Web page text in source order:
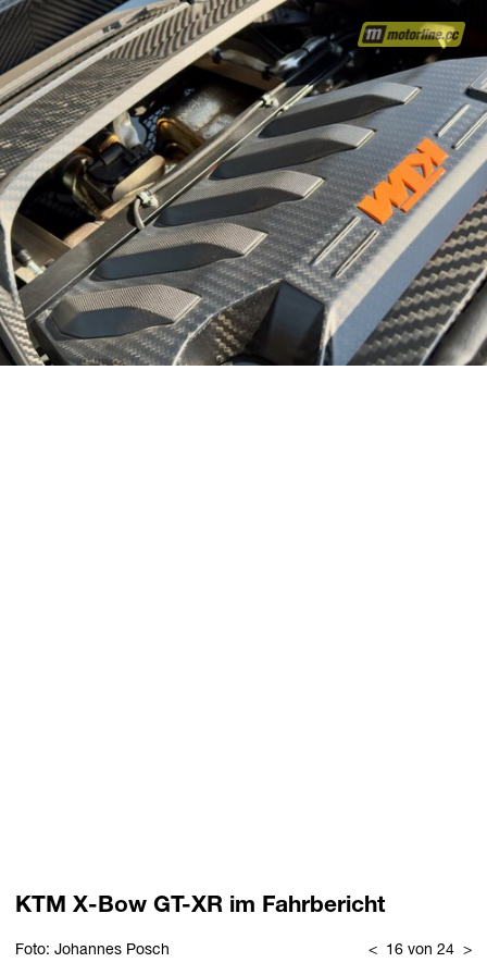
KTM X-Bow GT-XR im Fahrbericht
Foto: Johannes Posch < 16 von 24 >